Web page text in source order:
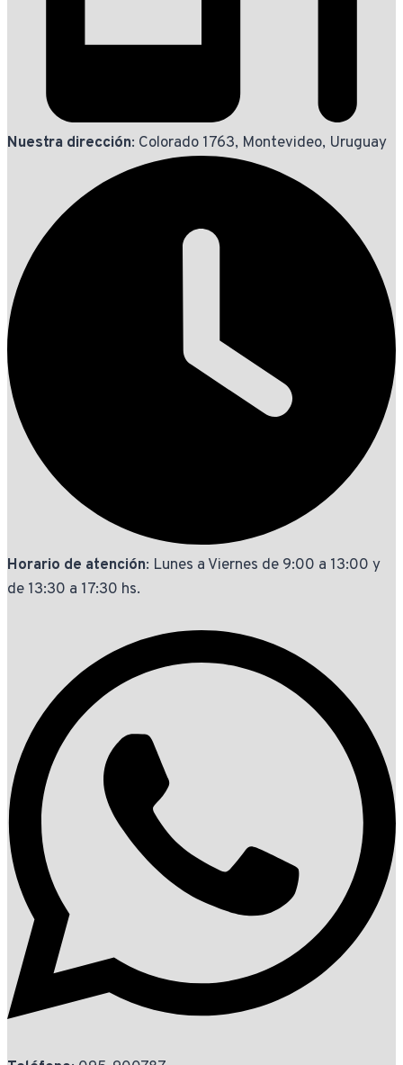
Nuestra dirección: Colorado 1763, Montevideo, Uruguay
Horario de atención: Lunes a Viernes de 9:00 a 13:00 y
de 13:30 a 17:30 hs.